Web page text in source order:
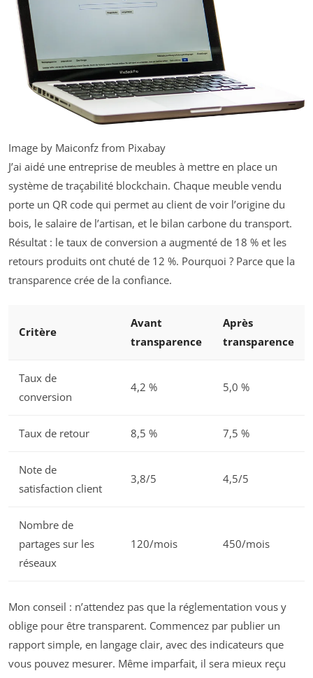
Image by Maiconfz from Pixabay
J’ai aidé une entreprise de meubles à mettre en place un
système de traçabilité blockchain. Chaque meuble vendu
porte un QR code qui permet au client de voir l’origine du
bois, le salaire de l’artisan, et le bilan carbone du transport.
Résultat : le taux de conversion a augmenté de 18 % et les
retours produits ont chuté de 12 %. Pourquoi ? Parce que la
transparence crée de la confiance.
Critère
Avant
transparence
Après
transparence
Taux de
conversion
4,2 % 5,0 %
Taux de retour 8,5 % 7,5 %
Note de
satisfaction client
3,8/5 4,5/5
Nombre de
partages sur les
réseaux
120/mois 450/mois
Mon conseil : n’attendez pas que la réglementation vous y
oblige pour être transparent. Commencez par publier un
rapport simple, en langage clair, avec des indicateurs que
vous pouvez mesurer. Même imparfait, il sera mieux reçu